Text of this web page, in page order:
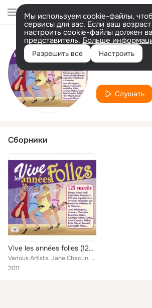
Мы используем cookie-файлы,
сервисы для вас. Если ваш
настроить cookie-файлы должен
представитель. Больше
Разрешить все Настроить
Исполнитель
Renée
Слушать
Сборники
Vive les années folles (125 Succès)
Various Artists, Jane Chacun, Guy Berry, Mistinguett, Parisys, Paule Desjardins, Robert Marino, Maurice Chevalier, Léon Raiter, ...
2011